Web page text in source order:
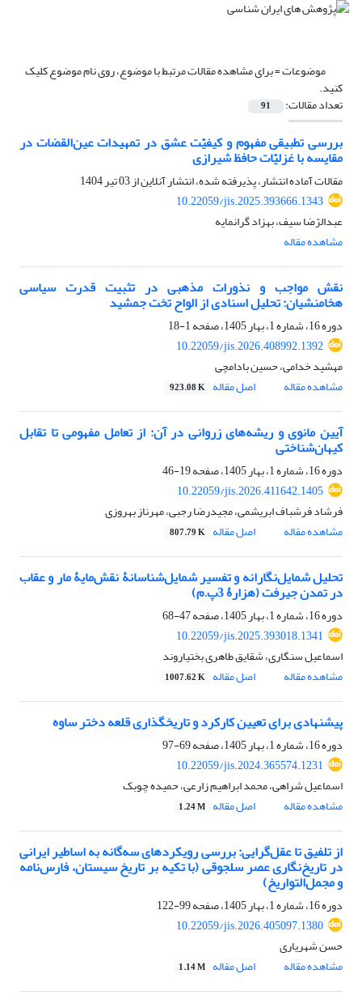
موضوعات =برای مشاهده مقالات مرتبط با موضوع، روی نام موضوع کلیک
کنید.
تعداد مقالات: 91
بررسی تطبیقی مفهوم و کیفیّت عشق در تمهیدات عین‌القضات در
مقایسه با غزلیّات حافظ شیرازی
مقالات آماده انتشار، پذیرفته شده، انتشار آنلاین از03 تیر 1404
10.22059/jis.2025.393666.1343
عبدالرّضا سیف، بهزاد گرانمایه
مشاهده مقاله
نقش مواجب و نذورات مذهبی در تثبیت قدرت سیاسی
هخامنشیان: تحلیل اسنادی از الواح تخت جمشید
دوره 16، شماره 1، بهار 1405، صفحه
1-18
10.22059/jis.2026.408992.1392
مهشید خدامی، حسین بادامچی
مشاهده مقاله
اصل مقاله 923.08 K
آیین مانوی و ریشه‌های زروانی در آن: از تعامل مفهومی تا تقابل
کیهان‌شناختی
دوره 16، شماره 1، بهار 1405، صفحه
19-46
10.22059/jis.2026.411642.1405
فرشاد فرشباف ابریشمی، مجیدرضا رجبی، مهرناز بهروزی
مشاهده مقاله
اصل مقاله 807.79 K
تحلیل شمایل‌نگارانه و تفسیر شمایل‌شناسانۀ نقش‌مایۀ مار و عقاب
در تمدن جیرفت (هزارۀ 3پ.م)
دوره 16، شماره 1، بهار 1405، صفحه
47-68
10.22059/jis.2025.393018.1341
اسماعیل سنگاری، شقایق طاهری بختیاروند
مشاهده مقاله
اصل مقاله 1007.62 K
پیشنهادی برای تعیین کارکرد و تاریخگذاری قلعه دختر ساوه
دوره 16، شماره 1، بهار 1405، صفحه
69-97
10.22059/jis.2024.365574.1231
اسماعیل شراهی، محمد ابراهیم زارعی، حمیده چوبک
مشاهده مقاله
اصل مقاله 1.24 M
از تلفیق تا عقل‌گرایی: بررسی رویکردهای سه‌گانه به اساطیر ایرانی
در تاریخ‌نگاری عصر سلجوقی (با تکیه بر تاریخ سیستان، فارس‌نامه
و مجمل‌التواریخ)
دوره 16، شماره 1، بهار 1405، صفحه
99-122
10.22059/jis.2026.405097.1380
حسن شهریاری
مشاهده مقاله
اصل مقاله 1.14 M